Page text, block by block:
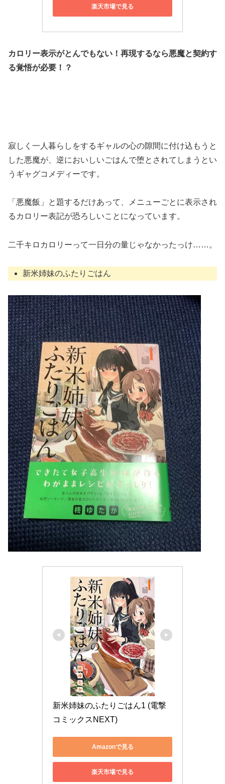
楽天市場で見る
カロリー表示がとんでもない！再現するなら悪魔と契約す
る覚悟が必要！？
寂しく一人暮らしをするギャルの心の隙間に付け込もうと
した悪魔が、逆においしいごはんで堕とされてしまうとい
うギャグコメディーです。
「悪魔飯」と題するだけあって、メニューごとに表示され
るカロリー表記が恐ろしいことになっています。
二千キロカロリーって一日分の量じゃなかったっけ……。
新米姉妹のふたりごはん
新米姉妹のふたりごはん1 (電撃
コミックスNEXT)
Amazonで見る
楽天市場で見る